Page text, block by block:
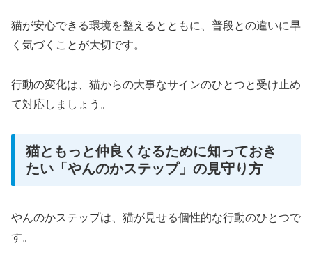
猫が安心できる環境を整えるとともに、普段との違いに早
く気づくことが大切です。
行動の変化は、猫からの大事なサインのひとつと受け止め
て対応しましょう。
猫ともっと仲良くなるために知っておき
たい「やんのかステップ」の見守り方
やんのかステップは、猫が見せる個性的な行動のひとつで
す。